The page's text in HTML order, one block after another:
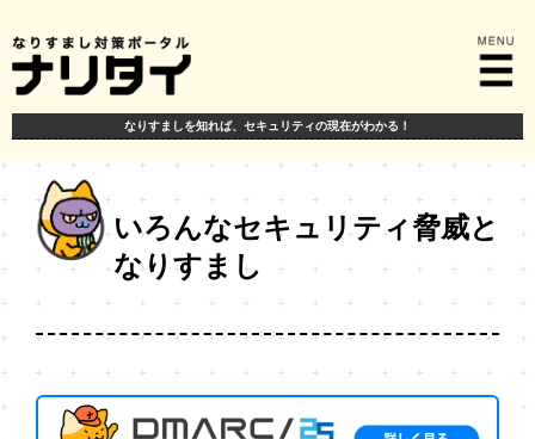
なりすましを知れば、 セキュリティの現在がわかる！
いろんなセキュリティ脅威と
なりすまし